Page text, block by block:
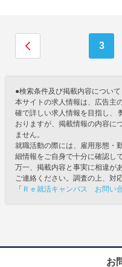
3
●検索条件及び掲載内容について
本サイトの求人情報は、広告主
確で詳しい求人情報を目指し、
おりますが、掲載情報の内容に
ません。
就職活動の際には、雇用形態・
細情報をご自身で十分に確認し
万一、掲載内容と事実に相違が
ご連絡ください。調査の上、対
「 Ｒｅ就活キャンパス お問い
お